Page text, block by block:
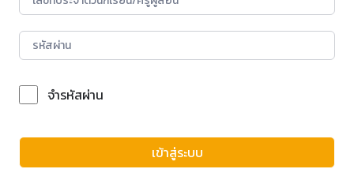
จำรหัสผ่าน
เข้าสู่ระบบ